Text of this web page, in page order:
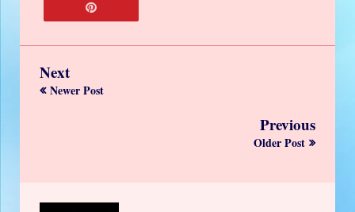
Next
Newer Post
Previous
Older Post